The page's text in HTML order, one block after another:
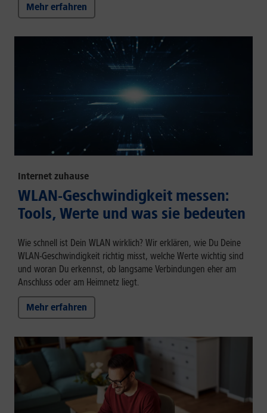
Mehr erfahren
Internet zuhause
WLAN-Geschwindigkeit messen:
Tools, Werte und was sie bedeuten
Wie schnell ist Dein WLAN wirklich? Wir erklären, wie Du Deine
WLAN-Geschwindigkeit richtig misst, welche Werte wichtig sind
und woran Du erkennst, ob langsame Verbindungen eher am
Anschluss oder am Heimnetz liegt.
Mehr erfahren